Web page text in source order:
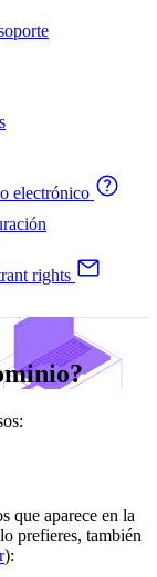
electrónico
rights
que aparece en la
prefieres, también
):